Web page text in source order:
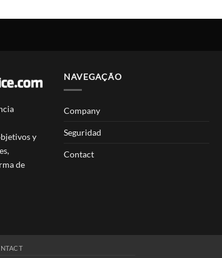
y
de
NAVEGAÇÃO
Company
Seguridad
Contact